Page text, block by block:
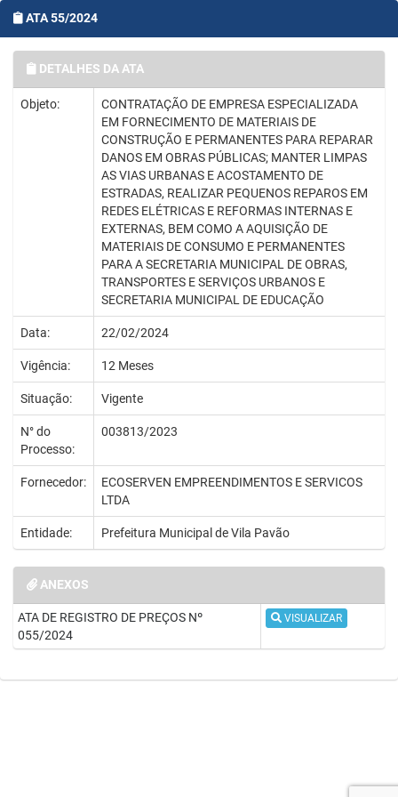
ATA 55/2024
DETALHES DA ATA
Objeto:
CONTRATAÇÃO DE EMPRESA ESPECIALIZADA
EM FORNECIMENTO DE MATERIAIS DE
CONSTRUÇÃO E PERMANENTES PARA REPARAR
DANOS EM OBRAS PÚBLICAS; MANTER LIMPAS
AS VIAS URBANAS E ACOSTAMENTO DE
ESTRADAS, REALIZAR PEQUENOS REPAROS EM
REDES ELÉTRICAS E REFORMAS INTERNAS E
EXTERNAS, BEM COMO A AQUISIÇÃO DE
MATERIAIS DE CONSUMO E PERMANENTES
PARA A SECRETARIA MUNICIPAL DE OBRAS,
TRANSPORTES E SERVIÇOS URBANOS E
SECRETARIA MUNICIPAL DE EDUCAÇÃO
Data: 22/02/2024
Vigência: 12 Meses
Situação: Vigente
N° do
Processo:
003813/2023
Fornecedor:
ECOSERVEN EMPREENDIMENTOS E SERVICOS
LTDA
Entidade: Prefeitura Municipal de Vila Pavão
ANEXOS
ATA DE REGISTRO DE PREÇOS Nº
055/2024
VISUALIZAR